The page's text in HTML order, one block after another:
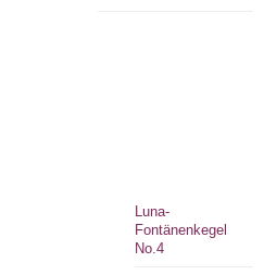
Luna-
Fontänenkegel
No.4